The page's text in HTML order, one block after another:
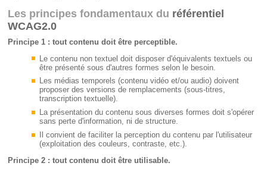
Les principes fondamentaux du référentiel
WCAG2.0
Principe 1 : tout contenu doit être perceptible.
Le contenu non textuel doit disposer d'équivalents textuels ou
être présenté sous d'autres formes selon le besoin.
Les médias temporels (contenu vidéo et/ou audio) doivent
proposer des versions de remplacements (sous-titres,
transcription textuelle).
La présentation du contenu sous diverses formes doit s'opérer
sans perte d'information, ni de structure.
Il convient de faciliter la perception du contenu par l'utilisateur
(exploitation des couleurs, contraste, etc.).
Principe 2 : tout contenu doit être utilisable.